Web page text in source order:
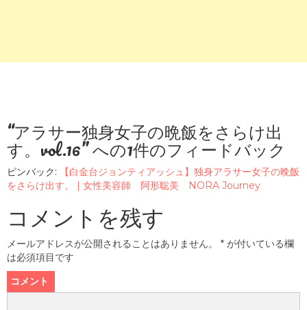
“アラサー独身女子の晩飯をさらけ出
す。vol.16” への1件のフィードバック
ピンバック:
【白金台ジョンティアッシュ】独身アラサー女子の晩飯
をさらけ出す。 | 女性美容師 阿形聡美 NORA Journey
コメントを残す
メールアドレスが公開されることはありません。 * が付いている欄
は必須項目です
コメント